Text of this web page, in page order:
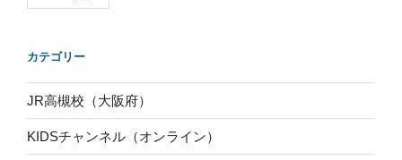
カテゴリー
JR高槻校（大阪府）
KIDSチャンネル（オンライン）